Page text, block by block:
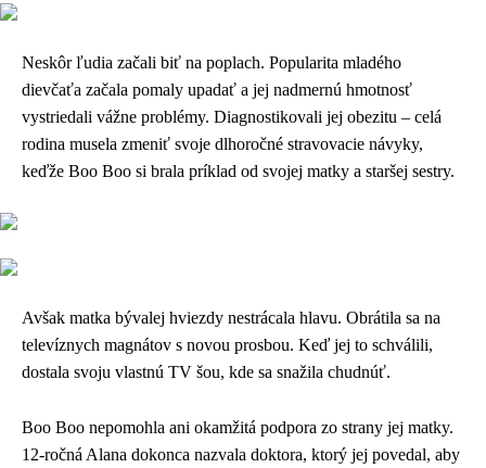
Neskôr ľudia začali biť na poplach. Popularita mladého
dievčaťa začala pomaly upadať a jej nadmernú hmotnosť
vystriedali vážne problémy. Diagnostikovali jej obezitu – celá
rodina musela zmeniť svoje dlhoročné stravovacie návyky,
keďže Boo Boo si brala príklad od svojej matky a staršej sestry.
Avšak matka bývalej hviezdy nestrácala hlavu. Obrátila sa na
televíznych magnátov s novou prosbou. Keď jej to schválili,
dostala svoju vlastnú TV šou, kde sa snažila chudnúť.
Boo Boo nepomohla ani okamžitá podpora zo strany jej matky.
12-ročná Alana dokonca nazvala doktora, ktorý jej povedal, aby